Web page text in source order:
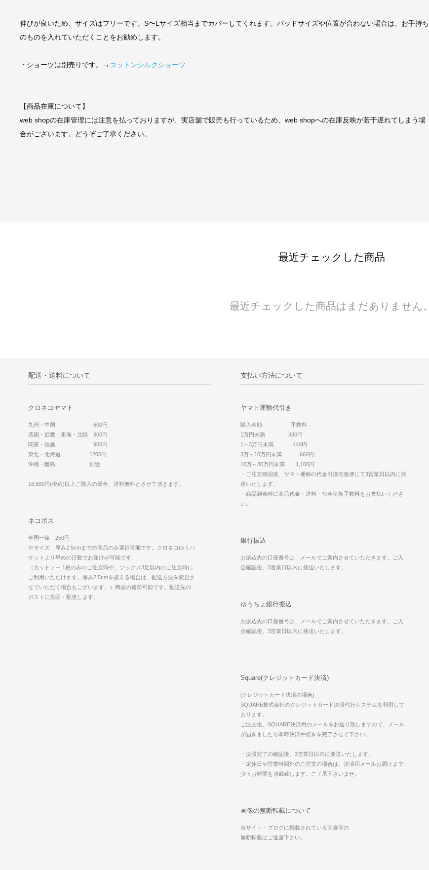
伸びが良いため、サイズはフリーです。S〜Lサイズ相当までカバーしてくれます。パッドサイズや位置が合わない場合は、お手持ち
のものを入れていただくことをお勧めします。
・ショーツは別売りです。→ コットンシルクショーツ
【商品在庫について】
web shopの在庫管理には注意を払っておりますが、実店舗で販売も行っているため、web shopへの在庫反映が若干遅れてしまう場
合がございます。どうぞご了承ください。
最近チェックした商品
最近チェックした商品はまだありません。
配送・送料について
クロネコヤマト
九州・中国 600円
四国・近畿・東海・北陸 800円
関東・信越 900円
東北・北海道 1200円
沖縄・離島 別途
16,500円(税込)以上ご購入の場合、送料無料とさせて頂きます。
ネコポス
全国一律 250円
※サイズ 厚み2.5cmまでの商品のみ選択可能です。クロネコゆうパ
ケットより早めの日数でお届けが可能です。
（カットソー 1枚のみのご注文時や、ソックス3足以内のご注文時に
ご利用いただけます。厚み2.5cmを超える場合は、配送方法を変更さ
せていただく場合もございます。）商品の追跡可能です。配送先の
ポストに投函・配達します。
支払い方法について
ヤマト運輸代引き
購入金額 手数料
1万円未満 330円
1～3万円未満 440円
3万～10万円未満 660円
10万～30万円未満 1,100円
・ご注文確認後、ヤマト運輸の代金引換宅急便にて3営業日以内に発
送いたします。
・商品到着時に商品代金・送料・代金引換手数料をお支払いくださ
い。
銀行振込
お振込先の口座番号は、メールでご案内させていただきます。ご入
金確認後、3営業日以内に発送いたします。
ゆうちょ銀行振込
お振込先の口座番号は、メールでご案内させていただきます。ご入
金確認後、3営業日以内に発送いたします。
Square(クレジットカード決済)
[クレジットカード決済の場合]
SQUARE株式会社のクレジットカード決済代行システムを利用して
おります。
ご注文後、SQUARE決済用のメールをお送り致しますので、メール
が届きましたら即時決済手続きを完了させて下さい。
・決済完了の確認後、3営業日以内に発送いたします。
・定休日や営業時間外のご注文の場合は、決済用メールお届けまで
少々お時間を頂戴致します。ご了承下さいませ。
画像の無断転載について
当サイト・ブログに掲載されている画像等の
無断転載はご遠慮下さい。